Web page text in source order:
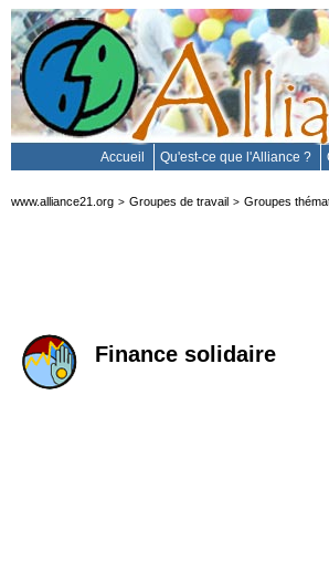
Accueil Qu'est-ce que l'Alliance ?
www.alliance21.org > Groupes de travail > Groupes
Finance solidaire